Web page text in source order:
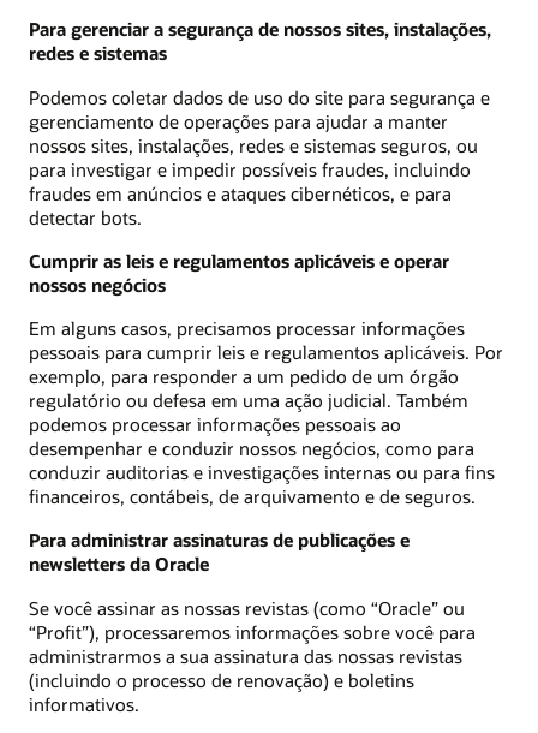
Para gerenciar a segurança de nossos sites, instalações,
redes e sistemas
Podemos coletar dados de uso do site para segurança e
gerenciamento de operações para ajudar a manter
nossos sites, instalações, redes e sistemas seguros, ou
para investigar e impedir possíveis fraudes, incluindo
fraudes em anúncios e ataques cibernéticos, e para
detectar bots.
Cumprir as leis e regulamentos aplicáveis e operar
nossos negócios
Em alguns casos, precisamos processar informações
pessoais para cumprir leis e regulamentos aplicáveis. Por
exemplo, para responder a um pedido de um órgão
regulatório ou defesa em uma ação judicial. Também
podemos processar informações pessoais ao
desempenhar e conduzir nossos negócios, como para
conduzir auditorias e investigações internas ou para fins
financeiros, contábeis, de arquivamento e de seguros.
Para administrar assinaturas de publicações e
newsletters da Oracle
Se você assinar as nossas revistas (como “Oracle” ou
“Profit”), processaremos informações sobre você para
administrarmos a sua assinatura das nossas revistas
(incluindo o processo de renovação) e boletins
informativos.